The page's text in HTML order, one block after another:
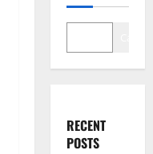
RECENT
POSTS